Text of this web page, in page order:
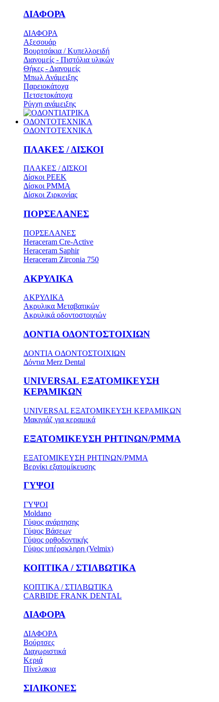
ΔΙΑΦΟΡΑ
ΔΙΑΦΟΡΑ
Αξεσουάρ
Βουρτσάκια / Κυπελλοειδή
Διανομείς - Πιστόλια υλικών
Θήκες - Διανομείς
Μπωλ Ανάμειξης
Παρειοκάτοχα
Πετσετοκάτοχα
Ρύγχη ανάμειξης
ΟΔΟΝΤΟΤΕΧΝΙΚΑ
ΟΔΟΝΤΟΤΕΧΝΙΚΑ
ΠΛΑΚΕΣ / ΔΙΣΚΟΙ
ΠΛΑΚΕΣ / ΔΙΣΚΟΙ
Δίσκοι PEEK
Δίσκοι PMMA
Δίσκοι Ζιρκονίας
ΠΟΡΣΕΛΑΝΕΣ
ΠΟΡΣΕΛΑΝΕΣ
Heraceram Cre-Active
Heraceram Saphir
Heraceram Zirconia 750
ΑΚΡΥΛΙΚΑ
ΑΚΡΥΛΙΚΑ
Ακρυλικα Μεταβατικών
Ακρυλικά οδοντοστοιχιών
ΔΟΝΤΙΑ ΟΔΟΝΤΟΣΤΟΙΧΙΩΝ
ΔΟΝΤΙΑ ΟΔΟΝΤΟΣΤΟΙΧΙΩΝ
Δόντια Merz Dental
UNIVERSAL ΕΞΑΤΟΜΙΚΕΥΣΗ
ΚΕΡΑΜΙΚΩΝ
UNIVERSAL ΕΞΑΤΟΜΙΚΕΥΣΗ ΚΕΡΑΜΙΚΩΝ
Μακιγιάζ για κεραμικά
ΕΞΑΤΟΜΙΚΕΥΣΗ ΡΗΤΙΝΩΝ/PMMA
ΕΞΑΤΟΜΙΚΕΥΣΗ ΡΗΤΙΝΩΝ/PMMA
Βερνίκι εξατομίκευσης
ΓΥΨΟΙ
ΓΥΨΟΙ
Moldano
Γύψος ανάρτησης
Γύψος Βάσεων
Γύψος ορθοδοντικής
Γύψος υπέρσκληρη (Velmix)
ΚΟΠΤΙΚΑ / ΣΤΙΛΒΩΤΙΚΑ
ΚΟΠΤΙΚΑ / ΣΤΙΛΒΩΤΙΚΑ
CARBIDE FRANK DENTAL
ΔΙΑΦΟΡΑ
ΔΙΑΦΟΡΑ
Βούρτσες
Διαχωριστικά
Κεριά
Πίνελακια
ΣΙΛΙΚΟΝΕΣ